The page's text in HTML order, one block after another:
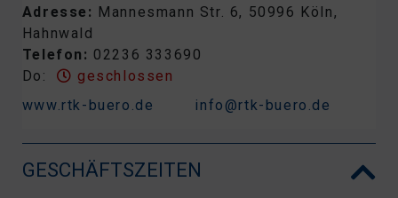
Adresse: Mannesmann Str. 6, 50996 Köln,
Hahnwald
Telefon: 02236 333690
Do:
geschlossen
www.rtk-buero.de
info@rtk-buero.de
GESCHÄFTSZEITEN